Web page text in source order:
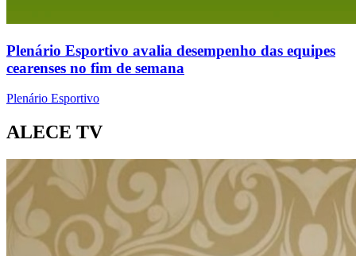
Plenário Esportivo avalia desempenho das equipes
cearenses no fim de semana
Plenário Esportivo
ALECE TV